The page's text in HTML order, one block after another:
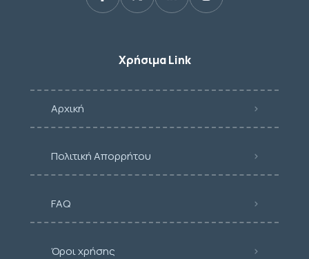
Χρήσιμα Link
Αρχική
Πολιτική Απορρήτου
FAQ
Όροι χρήσης